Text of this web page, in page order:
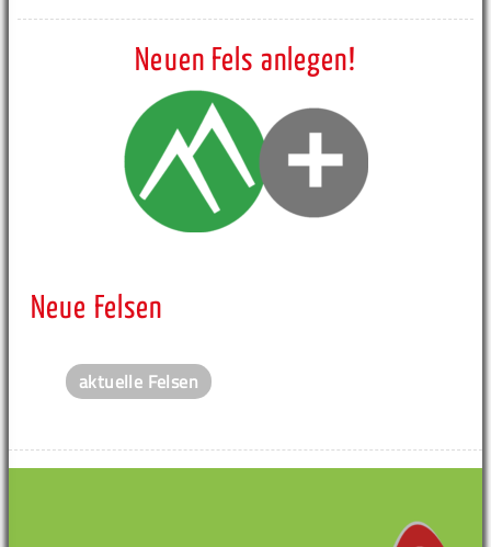
Neuen Fels anlegen!
Neue Felsen
aktuelle Felsen